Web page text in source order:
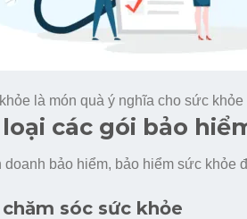
là món quà ý nghĩa cho sức
các gói bảo
doanh bảo hiểm, bảo hiểm sức khỏe
sóc sức khỏe